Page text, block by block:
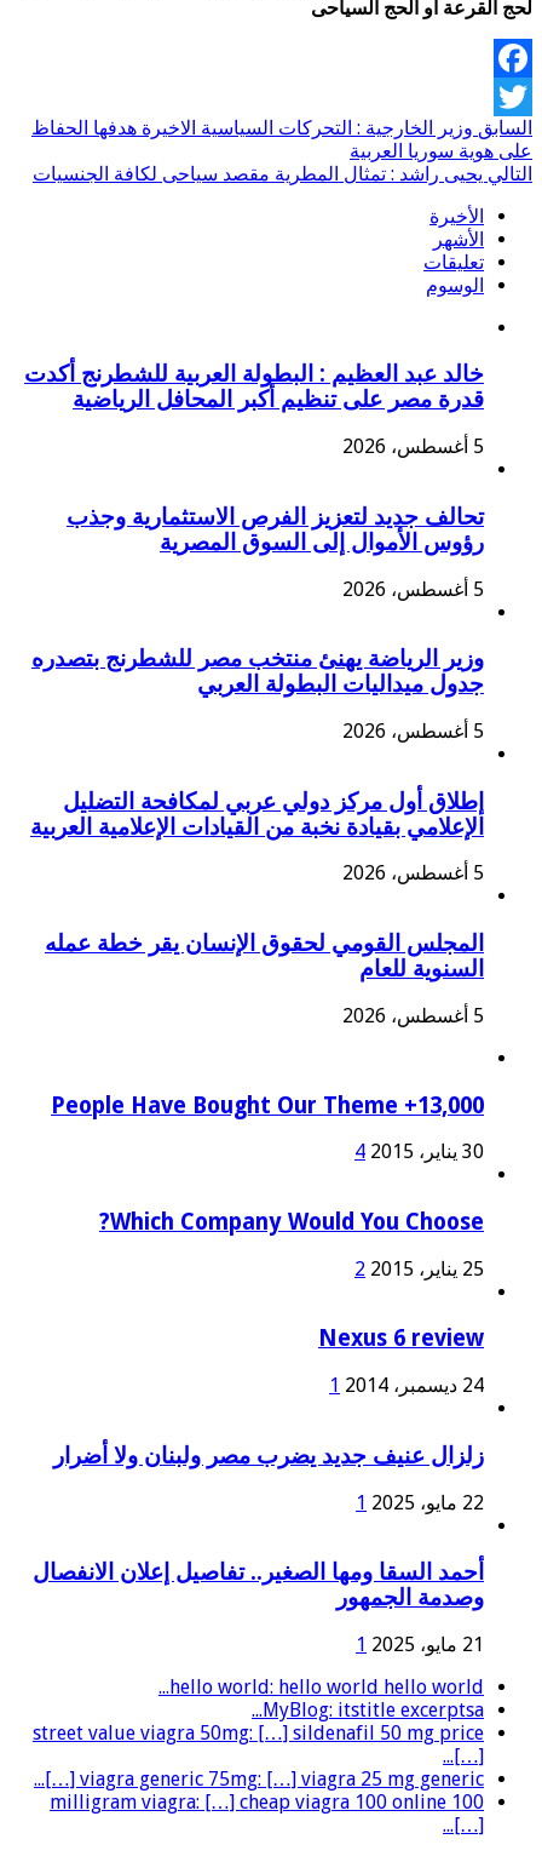
لحج القرعة أو الحج السياحى
Facebook
Twitter
السابق وزير الخارجية : التحركات السياسية الاخيرة هدفها الحفاظ
على هوية سوريا العربية
التالي يحيى راشد : تمثال المطرية مقصد سياحى لكافة الجنسيات
الأخيرة
الأشهر
تعليقات
الوسوم
خالد عبد العظيم : البطولة العربية للشطرنج أكدت
قدرة مصر على تنظيم أكبر المحافل الرياضية
5 أغسطس، 2026
تحالف جديد لتعزيز الفرص الاستثمارية وجذب
رؤوس الأموال إلى السوق المصرية
5 أغسطس، 2026
وزير الرياضة يهنئ منتخب مصر للشطرنج بتصدره
جدول ميداليات البطولة العربي
5 أغسطس، 2026
إطلاق أول مركز دولي عربي لمكافحة التضليل
الإعلامي بقيادة نخبة من القيادات الإعلامية العربية
5 أغسطس، 2026
المجلس القومي لحقوق الإنسان يقر خطة عمله
السنوية للعام
5 أغسطس، 2026
13,000+ People Have Bought Our Theme
30 يناير، 2015 4
Which Company Would You Choose?
25 يناير، 2015 2
Nexus 6 review
24 ديسمبر، 2014 1
زلزال عنيف جديد يضرب مصر ولبنان ولا أضرار
22 مايو، 2025 1
أحمد السقا ومها الصغير.. تفاصيل إعلان الانفصال
وصدمة الجمهور
21 مايو، 2025
1
hello world: hello world hello world...
MyBlog: itstitle excerptsa...
street value viagra 50mg: […] sildenafil 50 mg price
[…]...
viagra generic 75mg: […] viagra 25 mg generic […]...
100 milligram viagra: […] cheap viagra 100 online
[…]...